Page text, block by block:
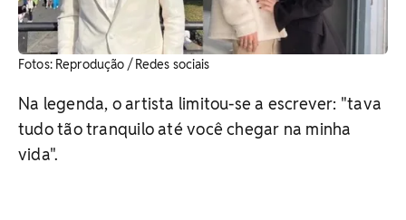
Fotos: Reprodução / Redes sociais
Na legenda, o artista limitou-se a escrever: "tava
tudo tão tranquilo até você chegar na minha
vida".